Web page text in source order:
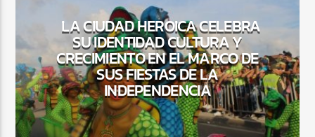
LA CIUDAD HEROICA CELEBRA
SU IDENTIDAD CULTURA Y
CRECIMIENTO EN EL MARCO DE
SUS FIESTAS DE LA
INDEPENDENCIA